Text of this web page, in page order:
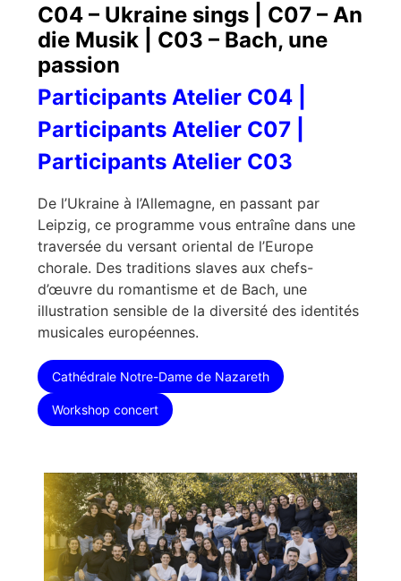
C04 – Ukraine sings | C07 – An
die Musik | C03 – Bach, une
passion
Participants Atelier C04 |
Participants Atelier C07 |
Participants Atelier C03
De l’Ukraine à l’Allemagne, en passant par
Leipzig, ce programme vous entraîne dans une
traversée du versant oriental de l’Europe
chorale. Des traditions slaves aux chefs-
d’œuvre du romantisme et de Bach, une
illustration sensible de la diversité des identités
musicales européennes.
Cathédrale Notre-Dame de Nazareth
Workshop concert